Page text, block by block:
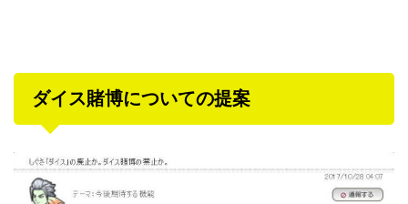
ダイス賭博についての提案